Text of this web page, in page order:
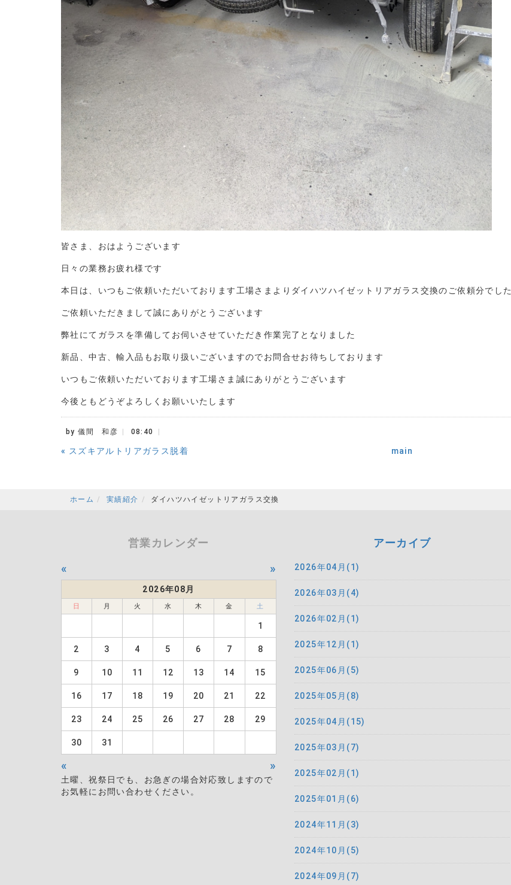
皆さま、おはようございます
日々の業務お疲れ様です
本日は、いつもご依頼いただいております工場さまよりダイハツハイゼットリアガラス交換のご依頼分でした
ご依頼いただきまして誠にありがとうございます
弊社にてガラスを準備してお伺いさせていただき作業完了となりました
新品、中古、輸入品もお取り扱いございますのでお問合せお待ちしております
いつもご依頼いただいております工場さま誠にありがとうございます
今後ともどうぞよろしくお願いいたします
by儀間 和彦 08:40
« スズキアルトリアガラス脱着 main
ホーム 実績紹介 ダイハツハイゼットリアガラス交換
営業カレンダー
« »
2026年08月
日 月 火 水 木 金 土
1
2 3 4 5 6 7 8
9 10 11 12 13 14 15
16 17 18 19 20 21 22
23 24 25 26 27 28 29
30 31
« »
土曜、祝祭日でも、お急ぎの場合対応致しますので
お気軽にお問い合わせください。
アーカイブ
2026年04月(1)
2026年03月(4)
2026年02月(1)
2025年12月(1)
2025年06月(5)
2025年05月(8)
2025年04月(15)
2025年03月(7)
2025年02月(1)
2025年01月(6)
2024年11月(3)
2024年10月(5)
2024年09月(7)